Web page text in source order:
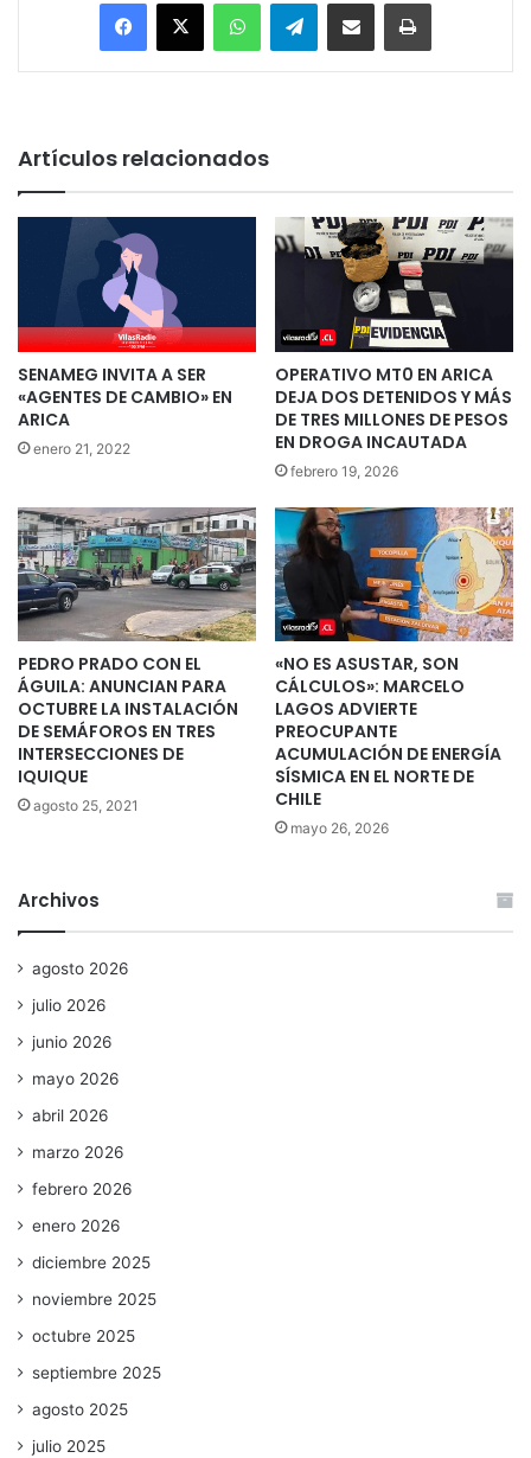
Artículos relacionados
SENAMEG INVITA A SER
«AGENTES DE CAMBIO» EN
ARICA
enero 21, 2022
OPERATIVO MT0 EN ARICA
DEJA DOS DETENIDOS Y MÁS
DE TRES MILLONES DE PESOS
EN DROGA INCAUTADA
febrero 19, 2026
PEDRO PRADO CON EL
ÁGUILA: ANUNCIAN PARA
OCTUBRE LA INSTALACIÓN
DE SEMÁFOROS EN TRES
INTERSECCIONES DE
IQUIQUE
agosto 25, 2021
«NO ES ASUSTAR, SON
CÁLCULOS»: MARCELO
LAGOS ADVIERTE
PREOCUPANTE
ACUMULACIÓN DE ENERGÍA
SÍSMICA EN EL NORTE DE
CHILE
mayo 26, 2026
Archivos
agosto 2026
julio 2026
junio 2026
mayo 2026
abril 2026
marzo 2026
febrero 2026
enero 2026
diciembre 2025
noviembre 2025
octubre 2025
septiembre 2025
agosto 2025
julio 2025